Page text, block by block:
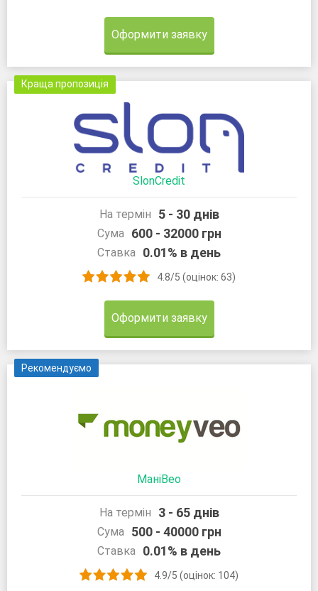
Оформити заявку
Краща пропозиція
SlonCredit
На термін 5 - 30 днів
Сума 600 - 32000 грн
Ставка 0.01% в день
4.8/5 (оцінок: 63)
Оформити заявку
Рекомендуємо
МаніВео
На термін 3 - 65 днів
Сума 500 - 40000 грн
Ставка 0.01% в день
4.9/5 (оцінок: 104)